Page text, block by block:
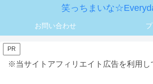
笑っちまいな
お問い合わせ
PR
※当サイトアフィリエイト広告を利用し